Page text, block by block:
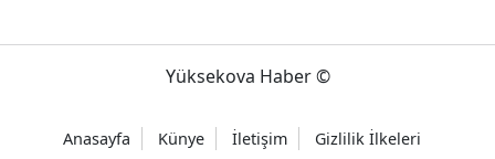
Yüksekova Haber ©
Anasayfa Künye İletişim Gizlilik İlkeleri